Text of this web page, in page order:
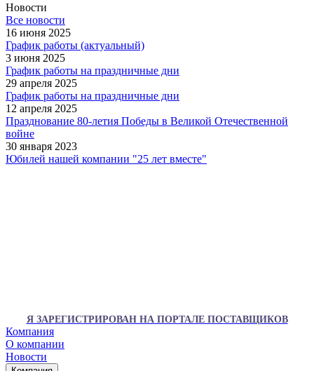
Новости
Все новости
16 июня 2025
График работы (актуальный)
3 июня 2025
График работы на праздничные дни
29 апреля 2025
График работы на праздничные дни
12 апреля 2025
Празднование 80-летия Победы в Великой Отечественной
войне
30 января 2023
Юбилей нашей компании "25 лет вместе"
Я ЗАРЕГИСТРИРОВАН НА ПОРТАЛЕ ПОСТАВЩИКОВ
Компания
О компании
Новости